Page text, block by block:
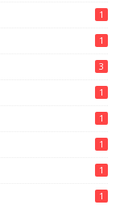
1
1
3
1
1
1
1
1